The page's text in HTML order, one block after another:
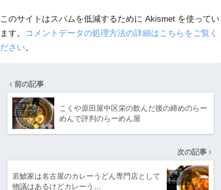
このサイトはスパムを低減するために Akismet を使ってい
ます。
コメントデータの処理方法の詳細はこちらをご覧く
ださい。
前の記事
こくや原田屋中区栄の飲んだ後の締めのらー
めんで評判のらーめん屋
次の記事
若鯱家は名古屋のカレーうどん専門店として
物議はあるけどカレーう…